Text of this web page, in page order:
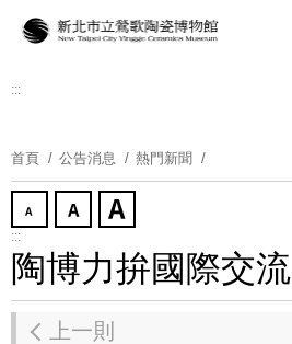
要
塊
:::
首頁 公告消息 熱門新聞
:::
陶博力拚國際交流
上一則